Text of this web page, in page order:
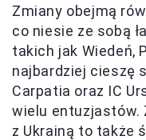
Zmiany obejmą
co niesie ze sobą
takich jak Wiedeń,
najbardziej cieszę
Carpatia oraz IC
wielu entuzjastów.
z Ukrainą to także